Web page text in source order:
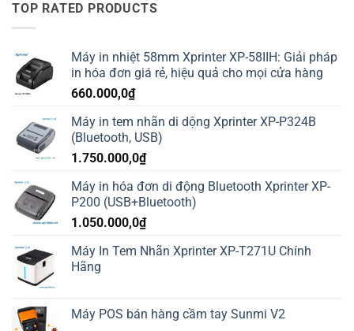
TOP RATED PRODUCTS
Máy in nhiệt 58mm Xprinter XP-58IIH: Giải pháp
in hóa đơn giá rẻ, hiệu quả cho mọi cửa hàng
660.000,0₫
Máy in tem nhãn di dộng Xprinter XP-P324B
(Bluetooth, USB)
1.750.000,0₫
Máy in hóa đơn di động Bluetooth Xprinter XP-
P200 (USB+Bluetooth)
1.050.000,0₫
Máy In Tem Nhãn Xprinter XP-T271U Chính
Hãng
Máy POS bán hàng cầm tay Sunmi V2